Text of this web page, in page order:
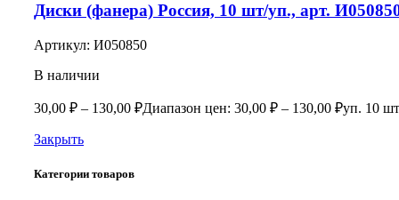
Диски (фанера) Россия, 10 шт/уп., арт.
Артикул: И050850
В наличии
30,00 ₽ – 130,00 ₽Диапазон цен: 30,00 ₽ – 130,00 ₽уп. 10
Закрыть
Категории товаров